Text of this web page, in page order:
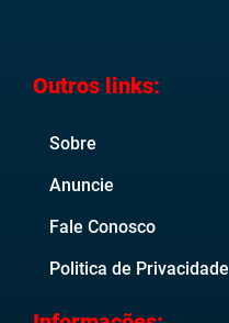
Outros links:
Sobre
Anuncie
Fale Conosco
Politica de Privacidade